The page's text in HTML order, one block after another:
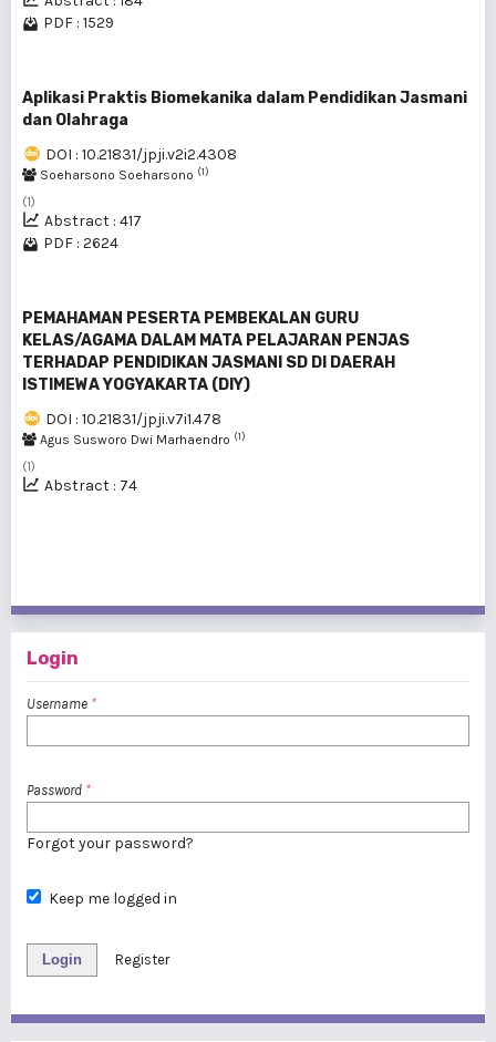
PDF : 1529
Aplikasi Praktis Biomekanika dalam Pendidikan Jasmani
dan Olahraga
DOI : 10.21831/jpji.v2i2.4308
Soeharsono Soeharsono (1)
(1)
Abstract : 417
PDF : 2624
PEMAHAMAN PESERTA PEMBEKALAN GURU
KELAS/AGAMA DALAM MATA PELAJARAN PENJAS
TERHADAP PENDIDIKAN JASMANI SD DI DAERAH
ISTIMEWA YOGYAKARTA (DIY)
DOI : 10.21831/jpji.v7i1.478
Agus Susworo Dwi Marhaendro (1)
(1)
Abstract : 74
Login
Username *
Password *
Forgot your password?
Keep me logged in
Login Register